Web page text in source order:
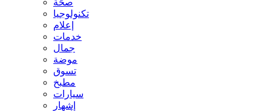
صحّة
تكنولوجيا
إعلام
خدمات
جمال
موضة
تسوق
مطبخ
سيارات
إشهار